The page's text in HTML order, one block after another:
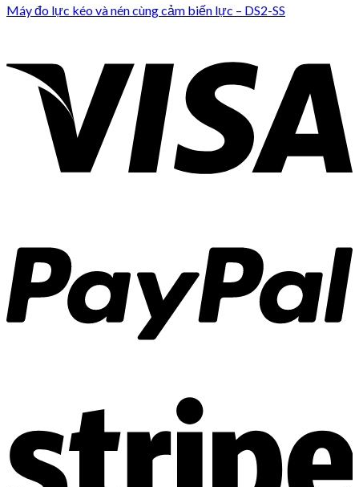
Máy đo lực kéo và nén cùng cảm biến lực – DS2-SS